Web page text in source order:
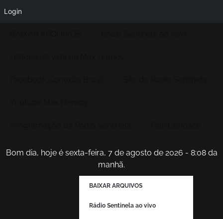
Bom dia, hoje é sexta-feira, 7 de agosto de 2026 - 8:08 da
manhã.
BAIXAR ARQUIVOS
Rádio Sentinela ao vivo
Login